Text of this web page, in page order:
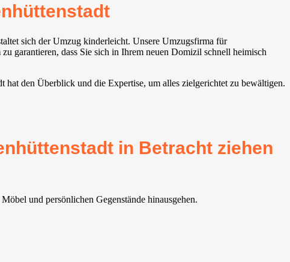
sich der Umzug kinderleicht. Unsere Umzugsfirma für
garantieren, dass Sie sich in Ihrem neuen Domizil schnell heimisch
den Überblick und die Expertise, um alles zielgerichtet zu bewältigen.
in Betracht ziehen
und persönlichen Gegenstände hinausgehen.